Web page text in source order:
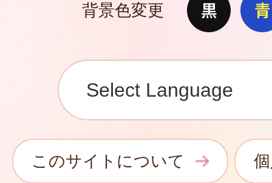
背景色変更
このサイトについて